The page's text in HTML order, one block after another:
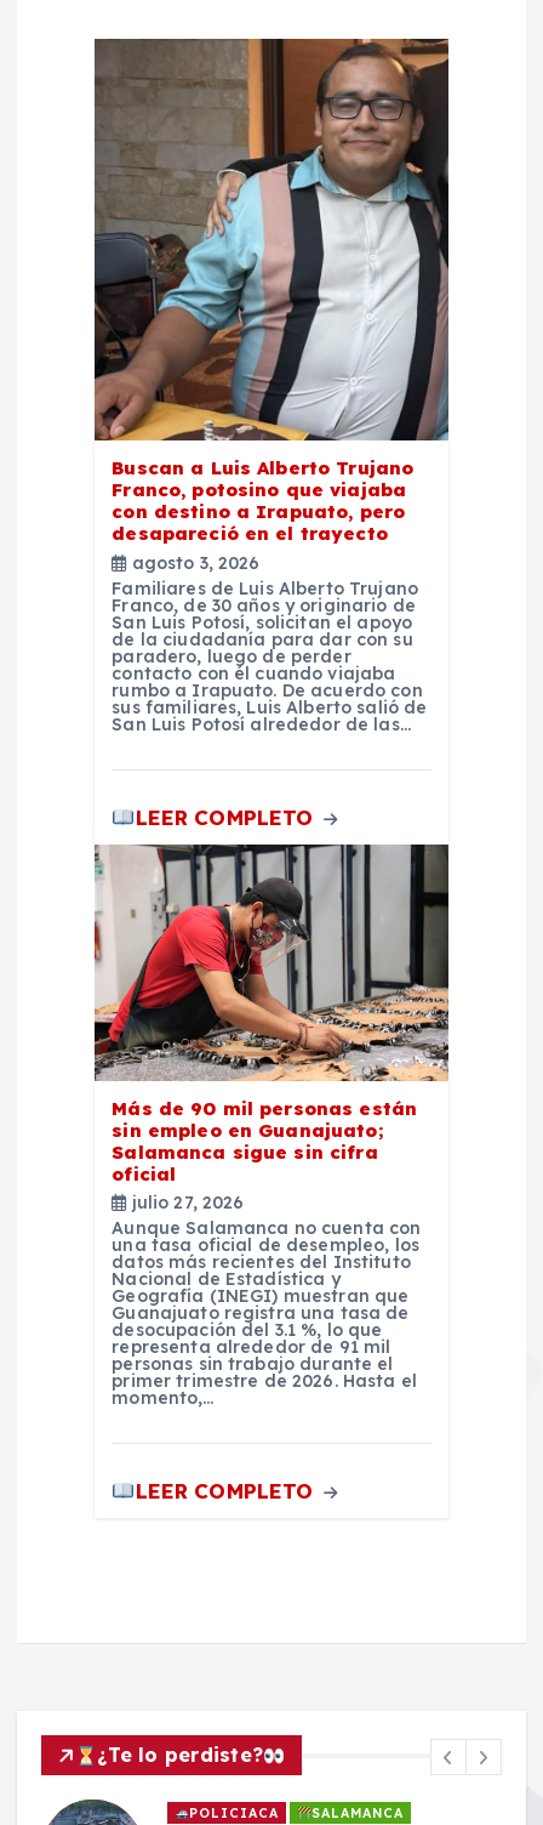
Buscan a Luis Alberto Trujano
Franco, potosino que viajaba
con destino a Irapuato, pero
desapareció en el trayecto
agosto 3, 2026
Familiares de Luis Alberto Trujano
Franco, de 30 años y originario de
San Luis Potosí, solicitan el apoyo
de la ciudadanía para dar con su
paradero, luego de perder
contacto con él cuando viajaba
rumbo a Irapuato. De acuerdo con
sus familiares, Luis Alberto salió de
San Luis Potosí alrededor de las…
LEER COMPLETO
Más de 90 mil personas están
sin empleo en Guanajuato;
Salamanca sigue sin cifra
oficial
julio 27, 2026
Aunque Salamanca no cuenta con
una tasa oficial de desempleo, los
datos más recientes del Instituto
Nacional de Estadística y
Geografía (INEGI) muestran que
Guanajuato registra una tasa de
desocupación del 3.1 %, lo que
representa alrededor de 91 mil
personas sin trabajo durante el
primer trimestre de 2026. Hasta el
momento,…
LEER COMPLETO
¿Te lo perdiste?
POLICIACA SALAMANCA